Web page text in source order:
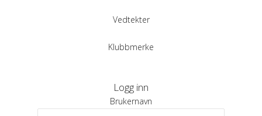
Vedtekter
Klubbmerke
Logg inn
Brukernavn